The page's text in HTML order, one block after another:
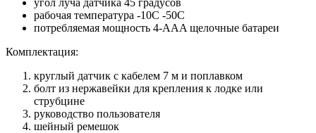
угол луча датчика 45 градусов
рабочая температура -10C -50C
потребляемая мощность 4-AAA щелочные батареи
Комплектация:
круглый датчик с кабелем 7 м и поплавком
болт из нержавейки для крепления к лодке или
струбцине
руководство пользователя
шейный ремешок